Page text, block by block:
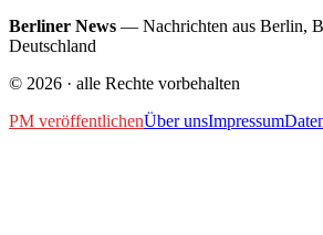
Berliner News — Nachrichten aus Berlin,
Deutschland
© 2026 · alle Rechte vorbehalten
PM veröffentlichenÜber unsImpressum